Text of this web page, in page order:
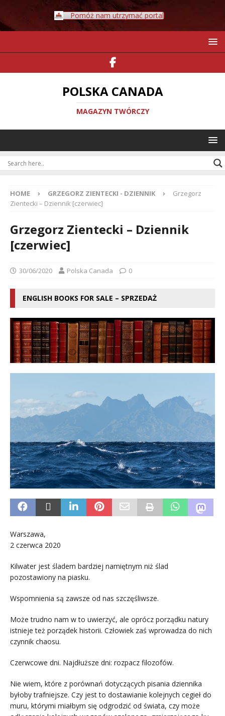
Pomóż nam utrzymać portal
POLSKA CANADA
MAGAZYN TWÓRCZY
HOME GRZEGORZ ZIENTECKI - DZIENNIK
Grzegorz
Zientecki – Dziennik [czerwiec]
Grzegorz Zientecki – Dziennik
[czerwiec]
30/06/2020 Polska Canada 0
ENGLISH BOOKS FOR SALE – SPRZEDAŻ
Warszawa,
2 czerwca 2020
Kilwater jest śladem bardziej namiętnym niż ślad
pozostawiony na piasku.
Wspomnienia są zawsze od nas szczęśliwsze.
Może trudno nam w to uwierzyć, ale oprócz porządku natury
istnieje też porządek historii. Człowiek zaś wprowadza do nich
czynnik chaosu.
Czerwcowe dni. Najdłuższe dni: rozpacz filozofów.
Nie wiem, które z porównań dotyczących pisania dziennika
byłoby trafniejsze. Czy jest to dostawianie kolejnych cegieł do
muru, którymi miałbym się odgrodzić od świata, czy może